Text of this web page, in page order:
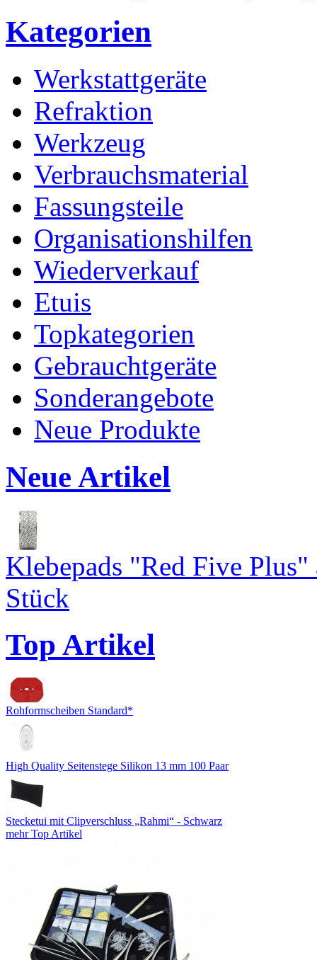
Kategorien
Werkstattgeräte
Refraktion
Werkzeug
Verbrauchsmaterial
Fassungsteile
Organisationshilfen
Wiederverkauf
Etuis
Topkategorien
Gebrauchtgeräte
Sonderangebote
Neue Produkte
Neue Artikel
Klebepads "Red Five
Stück
Top Artikel
Rohformscheiben Standard*
High Quality Seitenstege Silikon 13 mm 100 Paar
Stecketui mit Clipverschluss „Rahmi“ - Schwarz
mehr Top Artikel